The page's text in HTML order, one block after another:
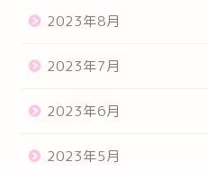
2023年8月
2023年7月
2023年6月
2023年5月